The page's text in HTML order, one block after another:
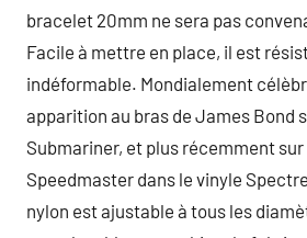
bracelet 20mm ne sera pas
Facile à mettre en place, il est
indéformable. Mondialement
apparition au bras de James Bond
Submariner, et plus récemment sur
Speedmaster dans le vinyle
nylon est ajustable à tous les